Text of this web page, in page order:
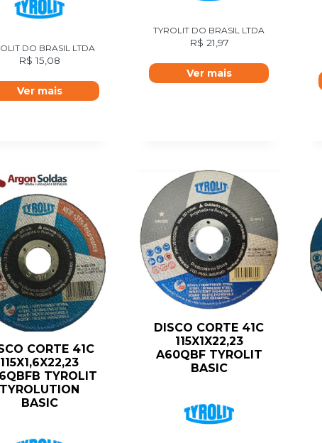
DO BRASIL LTDA
R$ 15,08
Ver mais
TYROLIT DO BRASIL LTDA
R$ 21,97
Ver mais
CORTE 41C
115X1,6X22,23
TYROLIT
TYROLUTION
BASIC
DISCO CORTE 41C
115X1X22,23
A60QBF TYROLIT
BASIC